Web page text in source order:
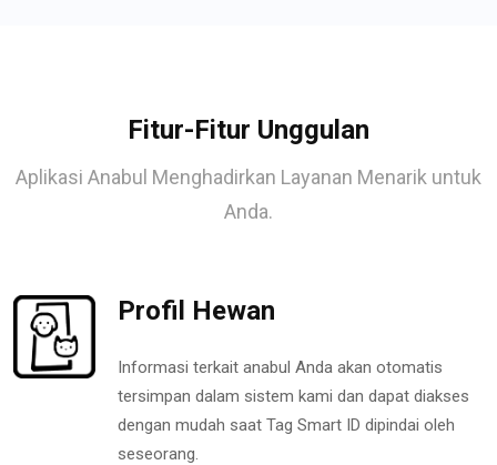
Fitur-Fitur Unggulan
Aplikasi Anabul Menghadirkan Layanan Menarik untuk
Anda.
Profil Hewan
Informasi terkait anabul Anda akan otomatis
tersimpan dalam sistem kami dan dapat diakses
dengan mudah saat Tag Smart ID dipindai oleh
seseorang.